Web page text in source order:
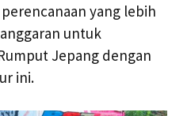
yang lebih
untuk
Jepang dengan
ini.